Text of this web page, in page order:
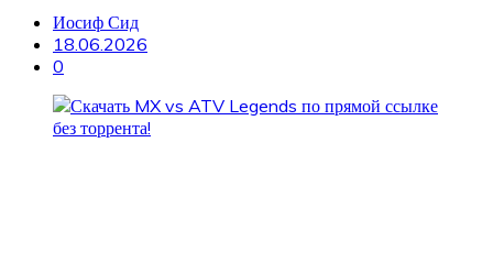
Иосиф Сид
18.06.2026
0